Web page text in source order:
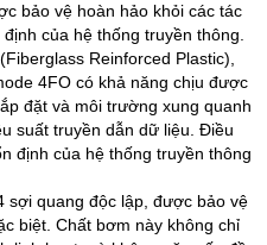
bảo vệ hoàn hảo khỏi các tác
của hệ thống truyền thông.
Reinforced Plastic),
4FO có khả năng chịu được
đặt và môi trường xung quanh
suất truyền dẫn dữ liệu. Điều
định của hệ thống truyền thông
sợi quang độc lập, được bảo vệ
biệt. Chất bơm này không chỉ